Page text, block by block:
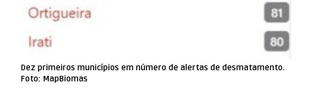
Dez primeiros municípios em número de alertas de desmatamento.
Foto: MapBiomas